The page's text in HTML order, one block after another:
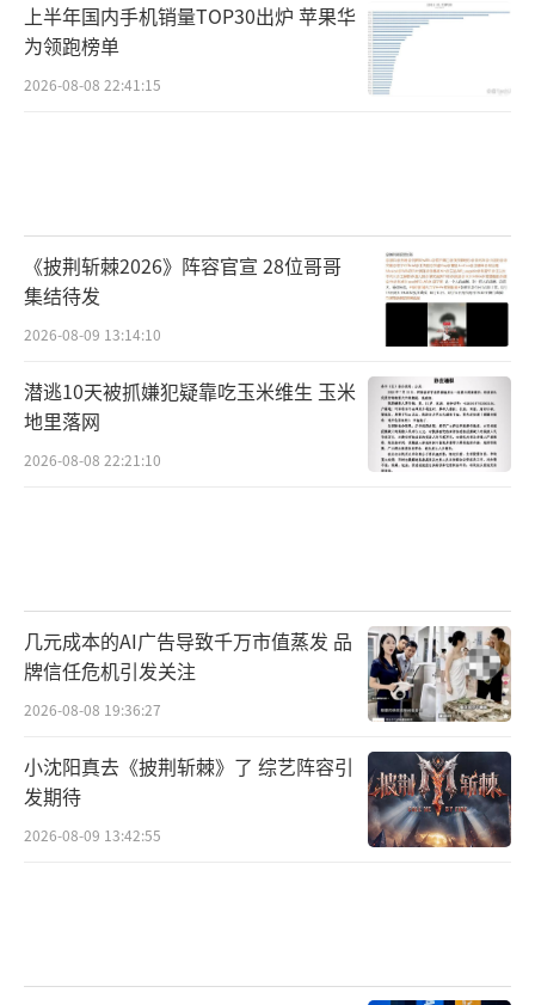
上半年国内手机销量TOP30出炉 苹果华
为领跑榜单
2026-08-08 22:41:15
《披荆斩棘2026》阵容官宣 28位哥哥
集结待发
2026-08-09 13:14:10
潜逃10天被抓嫌犯疑靠吃玉米维生 玉米
地里落网
2026-08-08 22:21:10
几元成本的AI广告导致千万市值蒸发 品
牌信任危机引发关注
2026-08-08 19:36:27
小沈阳真去《披荆斩棘》了 综艺阵容引
发期待
2026-08-09 13:42:55